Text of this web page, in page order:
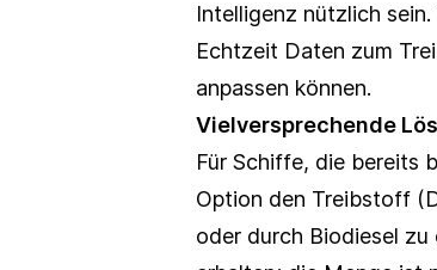
Intelligenz nützlich
Echtzeit Daten zum
anpassen können.
Vielversprechende
Für Schiffe, die bereits
Option den Treibstoff
oder durch Biodiesel